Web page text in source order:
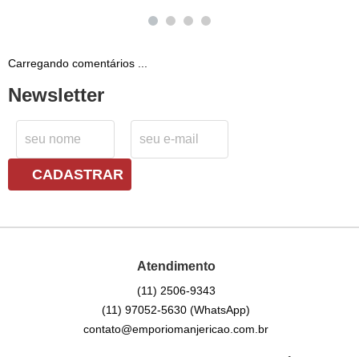
Carregando comentários ...
Newsletter
CADASTRAR
Atendimento
(11) 2506-9343
(11) 97052-5630(WhatsApp)
contato@emporiomanjericao.com.br